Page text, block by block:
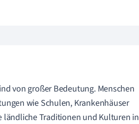
von großer Bedeutung. Menschen
wie Schulen, Krankenhäuser
ländliche Traditionen und Kulturen in